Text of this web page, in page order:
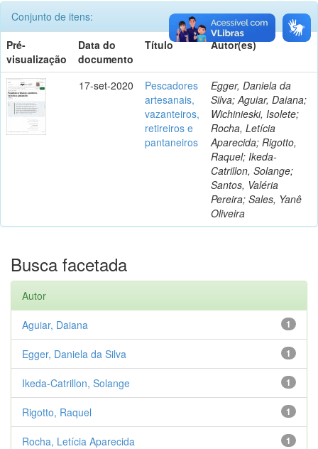
Conjunto de itens:
Pré-
visualização
Data do
documento
Título Autor(es)
17-set-2020
Pescadores
artesanais,
vazanteiros,
retireiros e
pantaneiros
Egger, Daniela da
Silva; Aguiar, Daiana;
Wichinieski, Isolete;
Rocha, Letícia
Aparecida; Rigotto,
Raquel; Ikeda-
Catrillon, Solange;
Santos, Valéria
Pereira; Sales, Yanê
Oliveira
Busca facetada
Autor
1
Aguiar, Daiana
1
Egger, Daniela da Silva
1
Ikeda-Catrillon, Solange
1
Rigotto, Raquel
1
Rocha, Letícia Aparecida